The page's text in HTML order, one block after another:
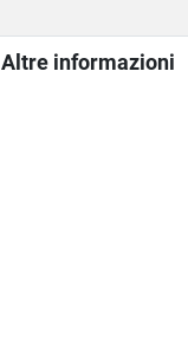
Altre informazioni